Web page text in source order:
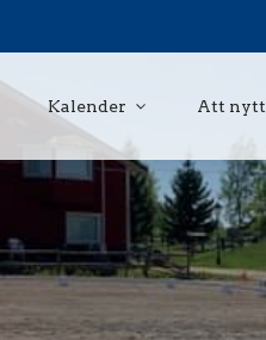
Kalender Att